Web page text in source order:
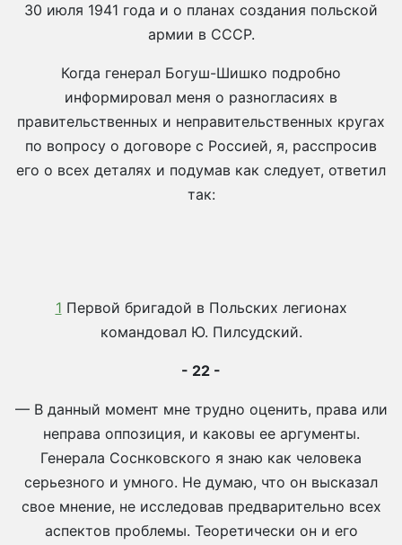
30 июля 1941 года и о планах создания польской
армии в СССР.
Когда генерал Богуш-Шишко подробно
информировал меня о разногласиях в
правительственных и неправительственных кругах
по вопросу о договоре с Россией, я, расспросив
его о всех деталях и подумав как следует, ответил
так:
1 Первой бригадой в Польских легионах
командовал Ю. Пилсудский.
- 22 -
— В данный момент мне трудно оценить, права или
неправа оппозиция, и каковы ее аргументы.
Генерала Соснковского я знаю как человека
серьезного и умного. Не думаю, что он высказал
свое мнение, не исследовав предварительно всех
аспектов проблемы. Теоретически он и его